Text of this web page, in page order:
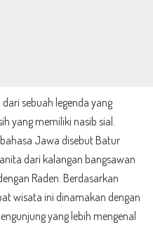
sebuah legenda yang
yang memiliki nasib sial.
Jawa disebut Batur
dari kalangan bangsawan
Raden. Berdasarkan
wisata ini dinamakan dengan
yang lebih mengenal